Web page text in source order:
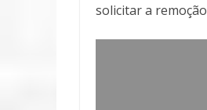
solicitar a remoção